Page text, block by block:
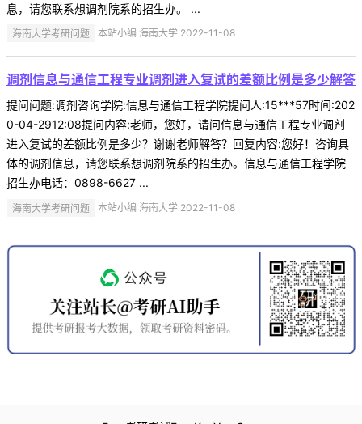
息，请您联系想调剂院系的招生办。 ...
海南大学考研问题 本站小编 海南大学 2022-11-08
调剂信息与通信工程专业调剂进入复试的差额比例是多少解答
提问问题:调剂咨询学院:信息与通信工程学院提问人:15***57时间:202
0-04-2912:08提问内容:老师，您好，请问信息与通信工程专业调剂
进入复试的差额比例是多少？谢谢老师解答？回复内容:您好！咨询具
体的调剂信息，请您联系想调剂院系的招生办。信息与通信工程学院
招生办电话：0898-6627 ...
海南大学考研问题 本站小编 海南大学 2022-11-08